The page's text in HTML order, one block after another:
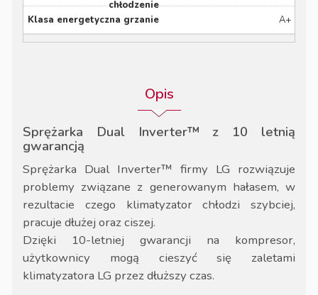
A+
Opis
Sprężarka Dual Inverter™ z 10 letnią
gwarancją
Sprężarka Dual Inverter™ firmy LG rozwiązuje
problemy związane z generowanym hałasem, w
rezultacie czego klimatyzator chłodzi szybciej,
pracuje dłużej oraz ciszej.
Dzięki 10-letniej gwarancji na kompresor,
użytkownicy mogą cieszyć się zaletami
klimatyzatora LG przez dłuższy czas.